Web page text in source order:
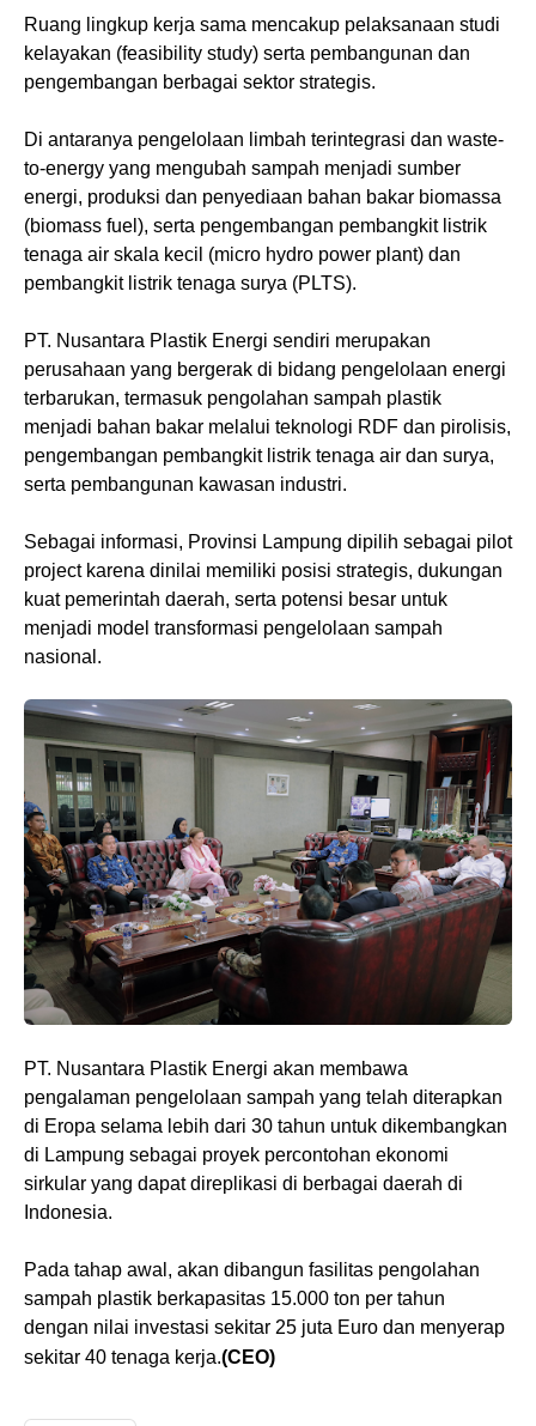
Ruang lingkup kerja sama mencakup pelaksanaan studi
kelayakan (feasibility study) serta pembangunan dan
pengembangan berbagai sektor strategis.
Di antaranya pengelolaan limbah terintegrasi dan waste-
to-energy yang mengubah sampah menjadi sumber
energi, produksi dan penyediaan bahan bakar biomassa
(biomass fuel), serta pengembangan pembangkit listrik
tenaga air skala kecil (micro hydro power plant) dan
pembangkit listrik tenaga surya (PLTS).
PT. Nusantara Plastik Energi sendiri merupakan
perusahaan yang bergerak di bidang pengelolaan energi
terbarukan, termasuk pengolahan sampah plastik
menjadi bahan bakar melalui teknologi RDF dan pirolisis,
pengembangan pembangkit listrik tenaga air dan surya,
serta pembangunan kawasan industri.
Sebagai informasi, Provinsi Lampung dipilih sebagai pilot
project karena dinilai memiliki posisi strategis, dukungan
kuat pemerintah daerah, serta potensi besar untuk
menjadi model transformasi pengelolaan sampah
nasional.
PT. Nusantara Plastik Energi akan membawa
pengalaman pengelolaan sampah yang telah diterapkan
di Eropa selama lebih dari 30 tahun untuk dikembangkan
di Lampung sebagai proyek percontohan ekonomi
sirkular yang dapat direplikasi di berbagai daerah di
Indonesia.
Pada tahap awal, akan dibangun fasilitas pengolahan
sampah plastik berkapasitas 15.000 ton per tahun
dengan nilai investasi sekitar 25 juta Euro dan menyerap
sekitar 40 tenaga kerja.(CEO)